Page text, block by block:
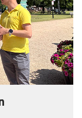
k
k
e
l
i